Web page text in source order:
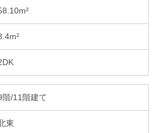
階/11階建て
東